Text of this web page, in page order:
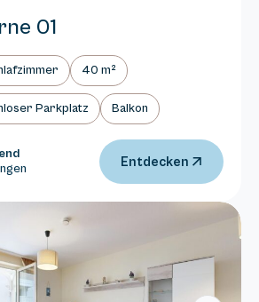
01
40 m²
Parkplatz Balkon
Entdecken